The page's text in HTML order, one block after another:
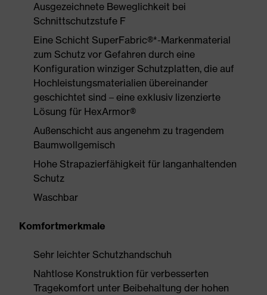
Ausgezeichnete Beweglichkeit bei
Schnittschutzstufe F
Eine Schicht SuperFabric®*-Markenmaterial
zum Schutz vor Gefahren durch eine
Konfiguration winziger Schutzplatten, die auf
Hochleistungsmaterialien übereinander
geschichtet sind – eine exklusiv lizenzierte
Lösung für HexArmor®
Außenschicht aus angenehm zu tragendem
Baumwollgemisch
Hohe Strapazierfähigkeit für langanhaltenden
Schutz
Waschbar
Komfortmerkmale
Sehr leichter Schutzhandschuh
Nahtlose Konstruktion für verbesserten
Tragekomfort unter Beibehaltung der hohen